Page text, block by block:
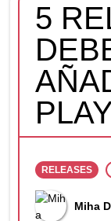
5
RELEASES
Miha